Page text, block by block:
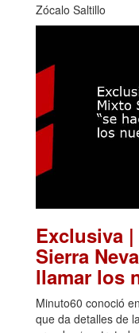
Zócalo Saltillo
Exclusiva
Sierra
llamar los
Minuto60 conoció
que da detalles de